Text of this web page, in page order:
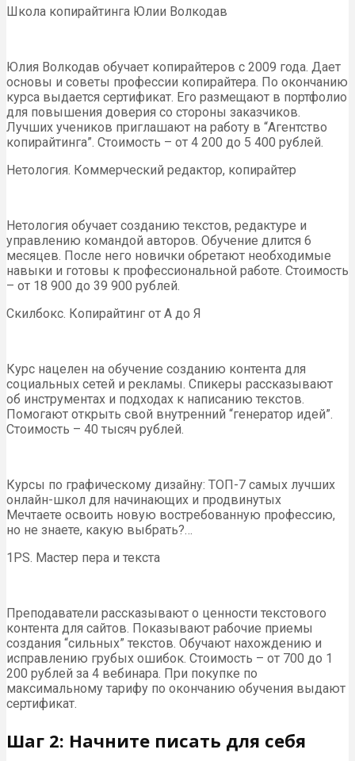
Школа копирайтинга Юлии Волкодав
Юлия Волкодав обучает копирайтеров с 2009 года. Дает
основы и советы профессии копирайтера. По окончанию
курса выдается сертификат. Его размещают в портфолио
для повышения доверия со стороны заказчиков.
Лучших учеников приглашают на работу в “Агентство
копирайтинга”. Стоимость – от 4 200 до 5 400 рублей.
Нетология. Коммерческий редактор, копирайтер
Нетология обучает созданию текстов, редактуре и
управлению командой авторов. Обучение длится 6
месяцев. После него новички обретают необходимые
навыки и готовы к профессиональной работе. Стоимость
– от 18 900 до 39 900 рублей.
Скилбокс. Копирайтинг от А до Я
Курс нацелен на обучение созданию контента для
социальных сетей и рекламы. Спикеры рассказывают
об инструментах и подходах к написанию текстов.
Помогают открыть свой внутренний “генератор идей”.
Стоимость – 40 тысяч рублей.
Курсы по графическому дизайну: ТОП-7 самых лучших
онлайн-школ для начинающих и продвинутых
Мечтаете освоить новую востребованную профессию,
но не знаете, какую выбрать?…
1PS. Мастер пера и текста
Преподаватели рассказывают о ценности текстового
контента для сайтов. Показывают рабочие приемы
создания “сильных” текстов. Обучают нахождению и
исправлению грубых ошибок. Стоимость – от 700 до 1
200 рублей за 4 вебинара. При покупке по
максимальному тарифу по окончанию обучения выдают
сертификат.
Шаг 2: Начните писать для себя